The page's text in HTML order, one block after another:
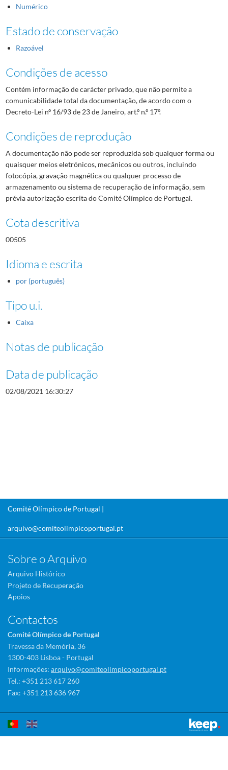
Numérico
Estado de conservação
Razoável
Condições de acesso
Contém informação de carácter privado, que não permite a
comunicabilidade total da documentação, de acordo com o
Decreto-Lei nº 16/93 de 23 de Janeiro, art.º n.º 17º.
Condições de reprodução
A documentação não pode ser reproduzida sob qualquer forma ou
quaisquer meios eletrónicos, mecânicos ou outros, incluindo
fotocópia, gravação magnética ou qualquer processo de
armazenamento ou sistema de recuperação de informação, sem
prévia autorização escrita do Comité Olímpico de Portugal.
Cota descritiva
00505
Idioma e escrita
por (português)
Tipo u.i.
Caixa
Notas de publicação
Data de publicação
02/08/2021 16:30:27
Comité Olímpico de Portugal |
arquivo@comiteolimpicoportugal.pt
Sobre o Arquivo
Arquivo Histórico
Projeto de Recuperação
Apoios
Contactos
Comité Olímpico de Portugal
Travessa da Memória, 36
1300-403 Lisboa - Portugal
Informações: arquivo@comiteolimpicoportugal.pt
Tel.: +351 213 617 260
Fax: +351 213 636 967